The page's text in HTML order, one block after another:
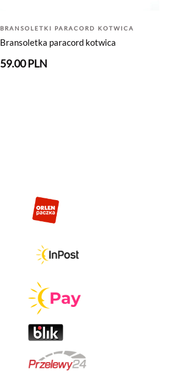
BRANSOLETKI PARACORD KOTWICA
Bransoletka paracord kotwica
59.00 PLN